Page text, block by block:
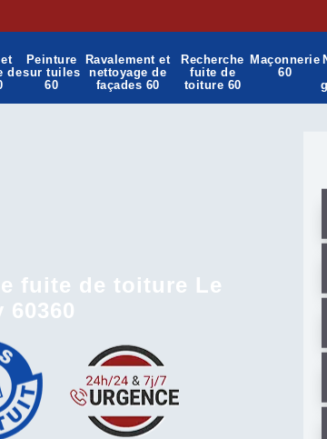
de
Peinture
sur tuiles
60
Ravalement et
nettoyage de
façades 60
Recherche
fuite de
toiture 60
Maçonnerie
60
fuite de toiture Le
60360